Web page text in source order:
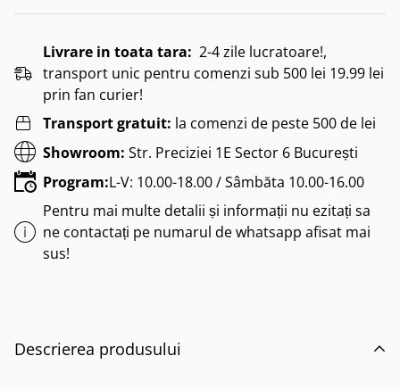
Livrare in toata tara: 2-4 zile lucratoare!,
transport unic pentru comenzi sub 500 lei 19.99 lei
prin fan curier!
Transport gratuit: la comenzi de peste 500 de lei
Showroom: Str. Preciziei 1E Sector 6 București
Program:L-V: 10.00-18.00 / Sâmbăta 10.00-16.00
Pentru mai multe detalii și informații nu ezitați sa
ne contactați pe numarul de whatsapp afisat mai
sus!
Descrierea produsului